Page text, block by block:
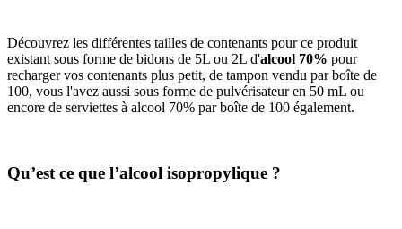
Découvrez les différentes tailles de contenants pour ce produit
existant sous forme de bidons de 5L ou 2L d'alcool 70% pour
recharger vos contenants plus petit, de tampon vendu par boîte de
100, vous l'avez aussi sous forme de pulvérisateur en 50 mL ou
encore de serviettes à alcool 70% par boîte de 100 également.
Qu’est ce que l’alcool isopropylique ?